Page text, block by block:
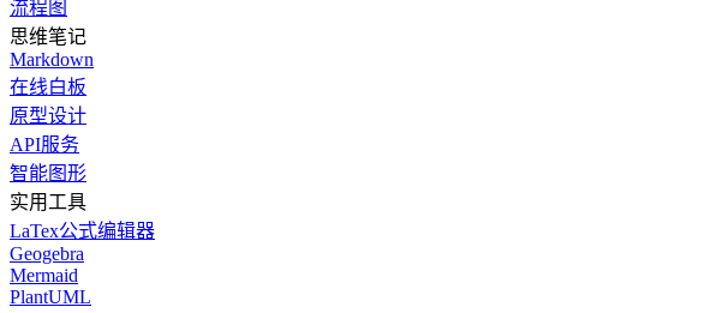
流程图
思维笔记
Markdown
在线白板
原型设计
API服务
智能图形
实用工具
LaTex公式编辑器
Geogebra
Mermaid
PlantUML